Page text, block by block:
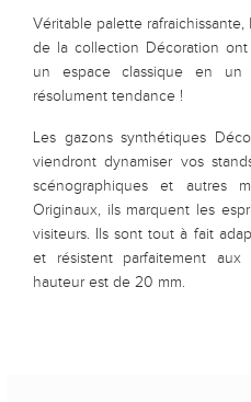
Véritable palette
de la collection Décoration
un espace classique en un
résolument tendance !
Les gazons synthétiques
viendront dynamiser vos
scénographiques et autres
Originaux, ils marquent les
visiteurs. Ils sont tout à fait
et résistent parfaitement
hauteur est de 20 mm.